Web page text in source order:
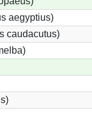
aegyptius)
caudacutus)